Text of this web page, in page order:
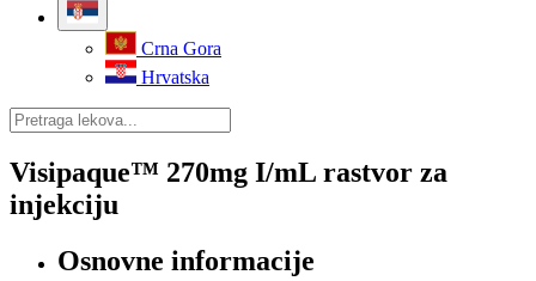
Crna Gora
Hrvatska
Visipaque™ 270mg I/mL rastvor za
injekciju
Osnovne informacije